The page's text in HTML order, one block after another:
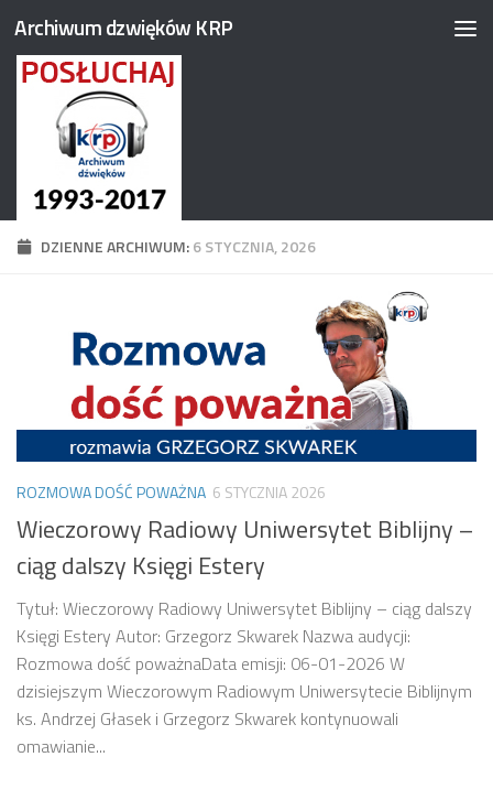
Przejdź do treści
Archiwum dzwięków KRP
DZIENNE ARCHIWUM:6 STYCZNIA, 2026
ROZMOWA DOŚĆ POWAŻNA 6 STYCZNIA 2026
Wieczorowy Radiowy Uniwersytet Biblijny –
ciąg dalszy Księgi Estery
Tytuł: Wieczorowy Radiowy Uniwersytet Biblijny – ciąg dalszy
Księgi Estery Autor: Grzegorz Skwarek Nazwa audycji:
Rozmowa dość poważnaData emisji: 06-01-2026 W
dzisiejszym Wieczorowym Radiowym Uniwersytecie Biblijnym
ks. Andrzej Głasek i Grzegorz Skwarek kontynuowali
omawianie...